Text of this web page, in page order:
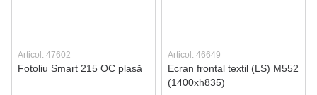
Articol: 47602
Fotoliu Smart 215 OC plasă
Articol: 46649
Ecran frontal textil (LS) M552
(1400xh835)